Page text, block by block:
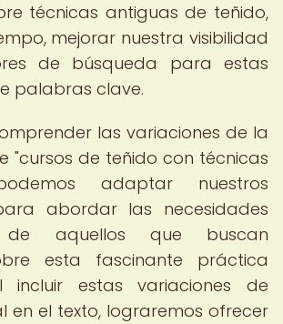
técnicas antiguas de teñido,
mejorar nuestra visibilidad
de búsqueda para estas
palabras clave.
las variaciones de la
"cursos de teñido con técnicas
adaptar nuestros
abordar las necesidades
de aquellos que buscan
esta fascinante práctica
incluir estas variaciones de
en el texto, lograremos ofrecer